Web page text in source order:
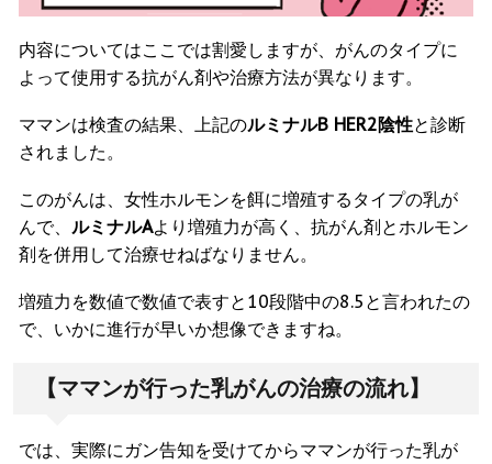
内容についてはここでは割愛しますが、がんのタイプに
よって使用する抗がん剤や治療方法が異なります。
ママンは検査の結果、上記のルミナルB HER2陰性と診断
されました。
このがんは、女性ホルモンを餌に増殖するタイプの乳が
んで、 ルミナルAより増殖力が高く、抗がん剤とホルモン
剤を併用して治療せねばなりません。
増殖力を数値で数値で表すと10段階中の8.5と言われたの
で、いかに進行が早いか想像できますね。
【ママンが行った乳がんの治療の流れ】
では、実際にガン告知を受けてからママンが行った乳が